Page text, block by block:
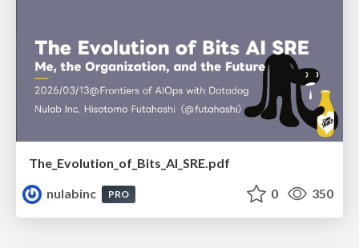
The_Evolution_of_Bits_AI_SRE.pdf
nulabinc
PRO 0 350